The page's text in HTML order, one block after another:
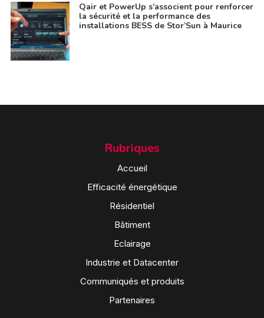
Qair et PowerUp s’associent pour renforcer
la sécurité et la performance des
installations BESS de Stor’Sun à Maurice
Rubriques
Accueil
Efficacité énergétique
Résidentiel
Bâtiment
Eclairage
Industrie et Datacenter
Communiqués et produits
Partenaires